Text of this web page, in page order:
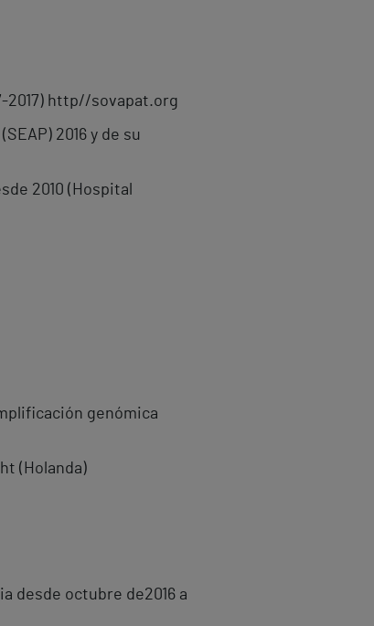
2017) http//sovapat.org
2016 y de su
2010 (Hospital
genómica
(Holanda)
desde octubre de2016 a